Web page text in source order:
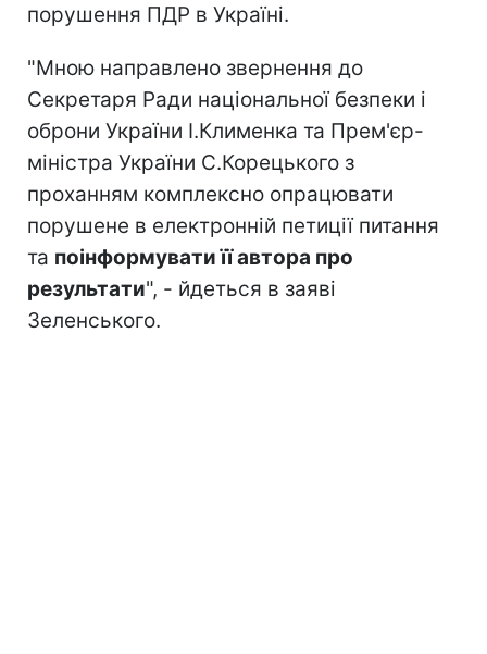
порушення ПДР в Україні.
"Мною направлено звернення до
Секретаря Ради національної безпеки і
оброни України І.Клименка та Прем'єр-
міністра України С.Корецького з
проханням комплексно опрацювати
порушене в електронній петиції питання
та поінформувати її автора про
результати", - йдеться в заяві
Зеленського.